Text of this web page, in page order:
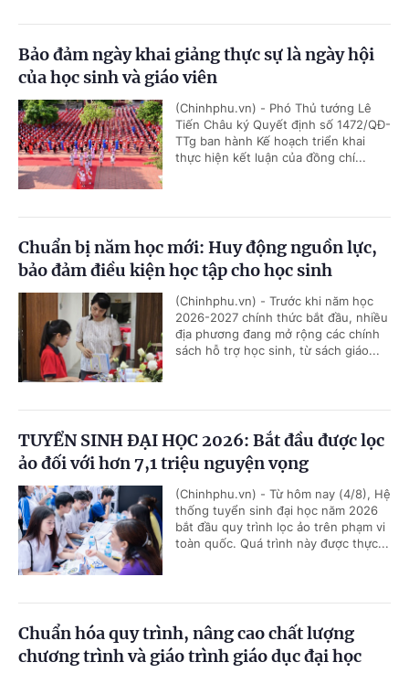
Bảo đảm ngày khai giảng thực sự là ngày hội
của học sinh và giáo viên
(Chinhphu.vn) - Phó Thủ tướng Lê
Tiến Châu ký Quyết định số 1472/QĐ-
TTg ban hành Kế hoạch triển khai
thực hiện kết luận của đồng chí...
Chuẩn bị năm học mới: Huy động nguồn lực,
bảo đảm điều kiện học tập cho học sinh
(Chinhphu.vn) - Trước khi năm học
2026-2027 chính thức bắt đầu, nhiều
địa phương đang mở rộng các chính
sách hỗ trợ học sinh, từ sách giáo...
TUYỂN SINH ĐẠI HỌC 2026: Bắt đầu được lọc
ảo đối với hơn 7,1 triệu nguyện vọng
(Chinhphu.vn) - Từ hôm nay (4/8), Hệ
thống tuyển sinh đại học năm 2026
bắt đầu quy trình lọc ảo trên phạm vi
toàn quốc. Quá trình này được thực...
Chuẩn hóa quy trình, nâng cao chất lượng
chương trình và giáo trình giáo dục đại học